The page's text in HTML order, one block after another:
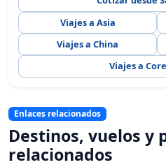
Viajes a Asia
Viajes a China
Viajes a
Enlaces relacionados
Destinos, vuelos y
relacionados